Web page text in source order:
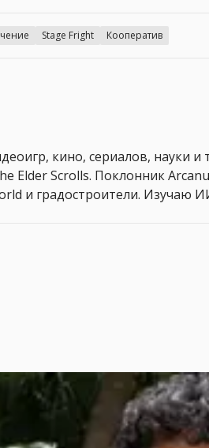
Stage Fright Кооператив
кино, сериалов, науки и
Elder Scrolls. Поклонник
и градостроители. Изучаю